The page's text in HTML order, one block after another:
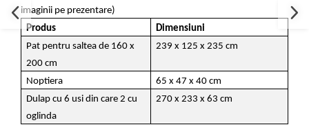
imaginii pe prezentare)
Produs
Dimensiuni
Pat pentru saltea de 160 x
200 cm
239 x 125 x 235 cm
Noptiera
65 x 47 x 40 cm
Dulap cu 6 usi din care 2 cu
oglinda
270 x 233 x 63 cm